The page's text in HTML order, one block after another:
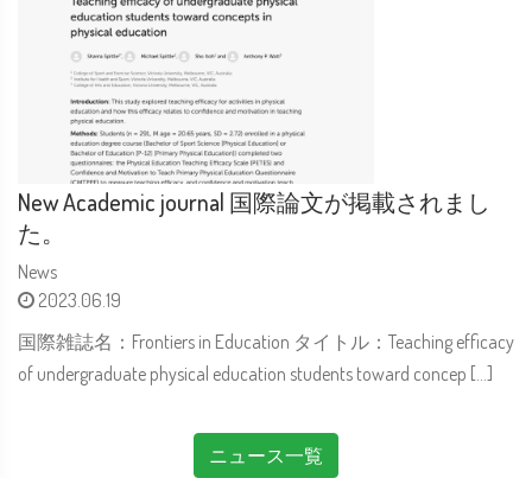
New Academic journal 国際論文が掲載されまし
た。
News
2023.06.19
国際雑誌名：Frontiers in Education タイトル：Teaching efficacy
of undergraduate physical education students toward concep […]
ニュース一覧